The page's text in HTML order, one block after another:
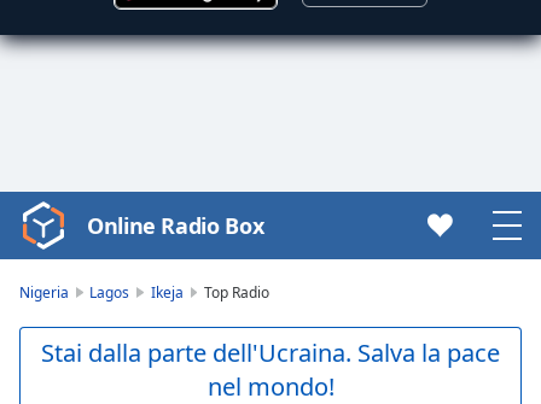
Video
Player
Play
Video
Online Radio Box
Nigeria Lagos Ikeja Top Radio
Stai dalla parte dell'Ucraina. Salva la pace
nel mondo!